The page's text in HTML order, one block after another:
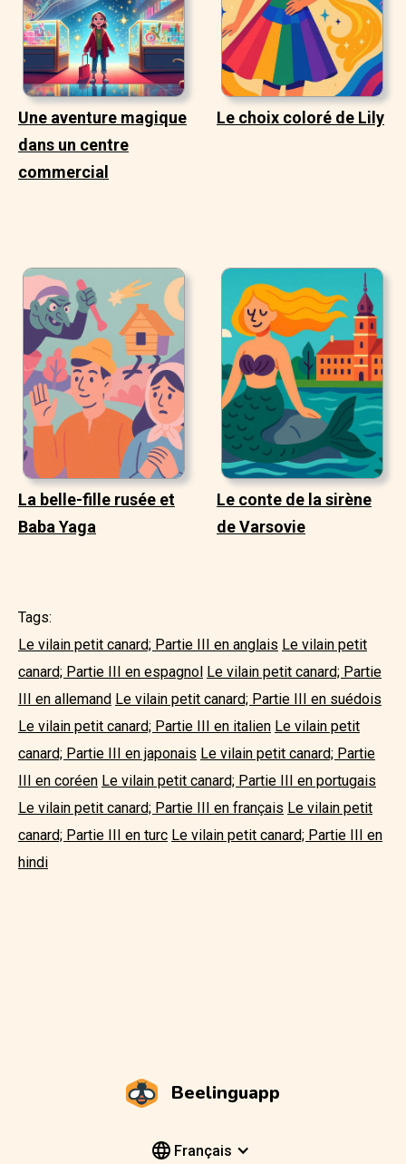
Une aventure magique
dans un centre
commercial
Le choix coloré de Lily
La belle-fille rusée et
Baba Yaga
Le conte de la sirène
de Varsovie
Tags:
Le vilain petit canard; Partie III en anglais Le vilain petit
canard; Partie III en espagnol Le vilain petit canard; Partie
III en allemand Le vilain petit canard; Partie III en suédois
Le vilain petit canard; Partie III en italien Le vilain petit
canard; Partie III en japonais Le vilain petit canard; Partie
III en coréen Le vilain petit canard; Partie III en portugais
Le vilain petit canard; Partie III en français Le vilain petit
canard; Partie III en turc Le vilain petit canard; Partie III en
hindi
Beelinguapp
Français